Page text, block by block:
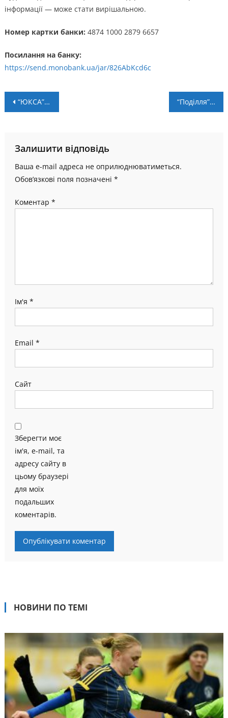
інформації — може стати вирішальною.
Номер картки банки: 4874 1000 2879 6657
Посилання на банку:
https://send.monobank.ua/jar/826AbKcd6c
Навігація
“ЮКСА” – НК “Пробій” – 0:0. Ненудні “нулі” (+ ВІДЕО) “Поділля” – “Прикарпаття-Благо” – 2:1
Залишити відповідь
Ваша e-mail адреса не оприлюднюватиметься.
Обов’язкові поля позначені *
Коментар *
Ім'я *
Email *
Сайт
Зберегти моє
ім'я, e-mail, та
адресу сайту в
цьому браузері
для моїх
подальших
коментарів.
НОВИНИ ПО ТЕМІ